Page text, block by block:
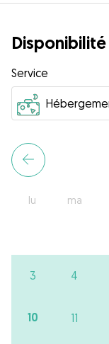
Disponibilité
Service
lu ma
3 4
10 11